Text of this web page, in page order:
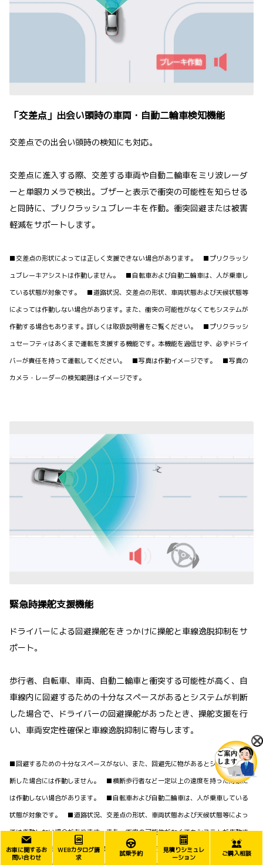
「交差点」出会い頭時の車両・自動二輪車検知機能
交差点での出会い頭時の検知にも対応。
交差点に進入する際、交差する車両や自動二輪車をミリ波レーダ
ーと単眼カメラで検出。ブザーと表示で衝突の可能性を知らせる
と同時に、プリクラッシュブレーキを作動。衝突回避または被害
軽減をサポートします。
■交差点の形状によっては正しく支援できない場合があります。 ■プリクラッシ
ュブレーキアシストは作動しません。 ■自転車および自動二輪車は、人が乗車し
ている状態が対象です。 ■道路状況、交差点の形状、車両状態および天候状態等
によっては作動しない場合があります。また、衝突の可能性がなくてもシステムが
作動する場合もあります。詳しくは取扱説明書をご覧ください。 ■プリクラッシ
ュセーフティはあくまで運転を支援する機能です。本機能を過信せず、必ずドライ
バーが責任を持って運転してください。 ■写真は作動イメージです。 ■写真の
カメラ・レーダーの検知範囲はイメージです。
緊急時操舵支援機能
ドライバーによる回避操舵をきっかけに操舵と車線逸脱抑制をサ
ポート。
歩行者、自転車、車両、自動二輪車と衝突する可能性が高く、自
車線内に回避するための十分なスペースがあるとシステムが判断
した場合で、ドライバーの回避操舵があったとき、操舵支援を行
い、車両安定性確保と車線逸脱抑制に寄与します。
■回避するための十分なスペースがない、また、回避先に物があるとシステムが判
断した場合には作動しません。 ■横断歩行者など一定以上の速度を持った対象に
は作動しない場合があります。 ■自転車および自動二輪車は、人が乗車している
状態が対象です。 ■道路状況、交差点の形状、車両状態および天候状態等によっ
ては作動しない場合があります。また、衝突の可能性がなくてもシステムが作動す
る場合もあります。詳しくは取扱説明書をご覧ください。 ■プリクラッシュセー
お車に関するお
問い合わせ
WEBカタログ請
求
試乗予約
見積りシミュレ
ーション
ご購入相談